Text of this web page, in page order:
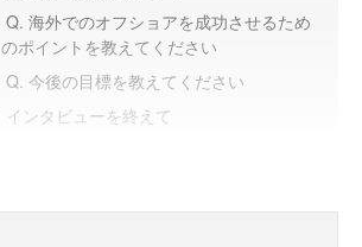
Q. 海外でのオフショアを成功させるため
のポイントを教えてください
Q. 今後の目標を教えてください
インタビューを終えて